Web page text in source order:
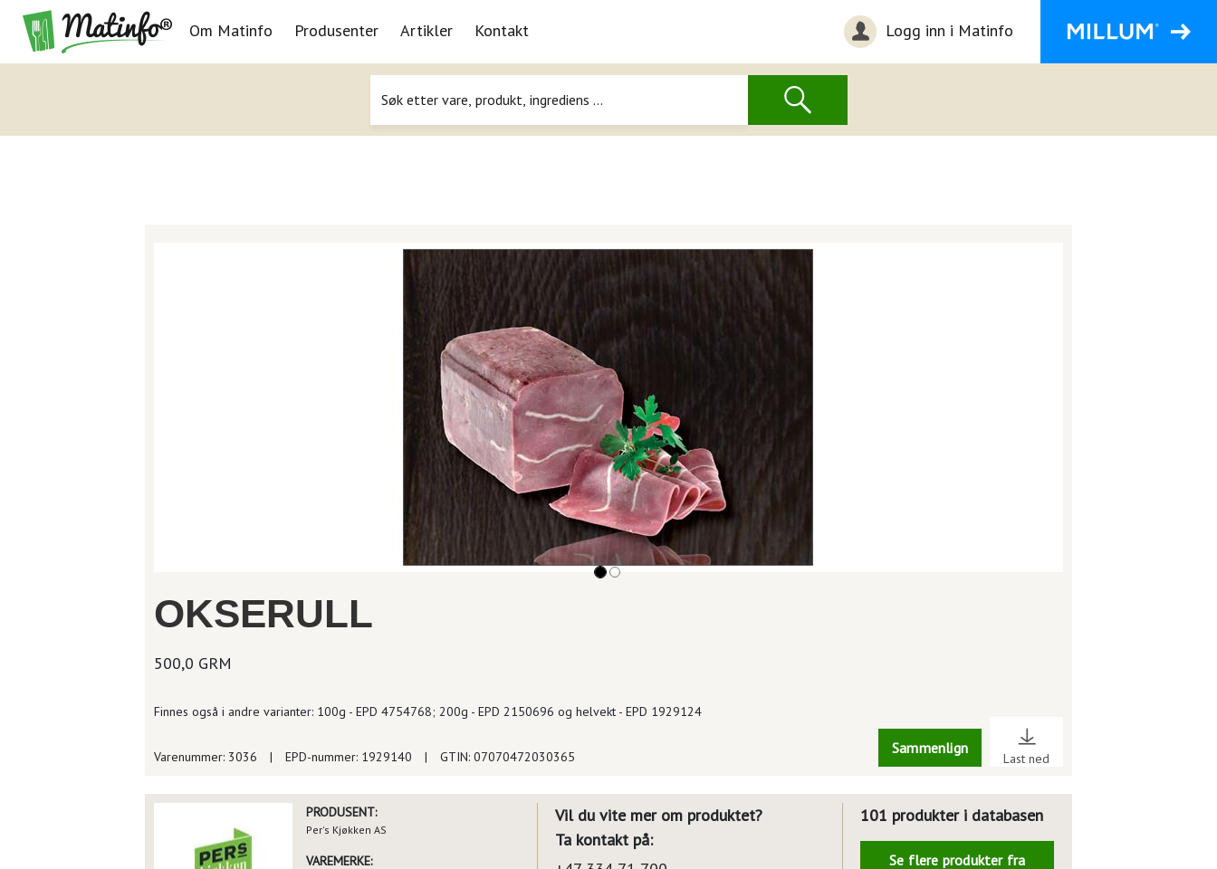
Navigasjon
Om Matinfo Produsenter Artikler Kontakt Logg inn i Matinfo
OKSERULL
500,0 GRM
Finnes også i andre varianter: 100g - EPD 4754768; 200g - EPD 2150696 og helvekt - EPD 1929124
Sammenlign
Last ned
Varenummer: 3036 | EPD-nummer: 1929140 | GTIN: 07070472030365
PRODUSENT:
Per's Kjøkken AS
VAREMERKE:
Vil du vite mer om produktet?
Ta kontakt på:
101 produkter i databasen
Se flere produkter fra